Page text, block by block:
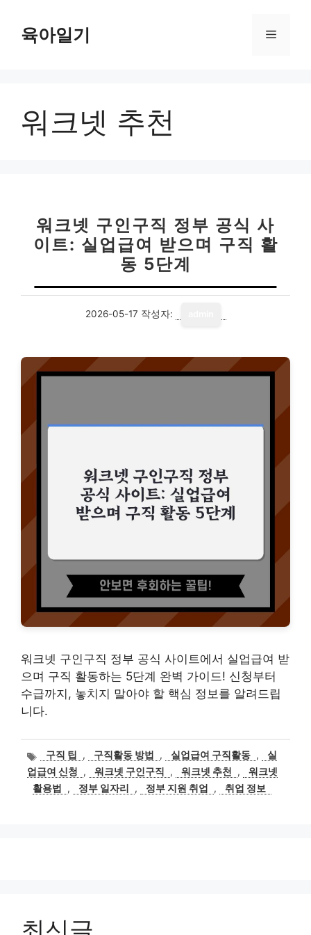
육아일기 메
워크넷 추천
워크넷 구인구직 정부 공식 사
이트: 실업급여 받으며 구직 활
동 5단계
2026-05-17 작성자:
워크넷 구인구직 정부 공식 사이트에서 실업급여 받
으며 구직 활동하는 5단계 완벽 가이드! 신청부터
수급까지, 놓치지 말아야 할 핵심 정보를 알려드립
니다.
태
그
구직 팁 , 구직활동 방법 , 실업급여 구직활동 ,
실
업급여 신청
, 워크넷 구인구직 , 워크넷 추천 ,
워크넷
활용법
, 정부 일자리 , 정부 지원 취업 , 취업 정보